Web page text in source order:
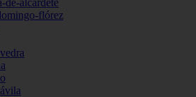
de-alcardete
flórez